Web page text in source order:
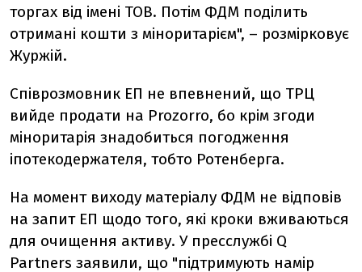
торгах від імені ТОВ. Потім ФДМ поділить
отримані кошти з міноритарієм", – розмірковує
Журжій.
Співрозмовник ЕП не впевнений, що ТРЦ
вийде продати на Prozorro, бо крім згоди
міноритарія знадобиться погодження
іпотекодержателя, тобто Ротенберга.
На момент виходу матеріалу ФДМ не відповів
на запит ЕП щодо того, які кроки вживаються
для очищення активу. У пресслужбі Q
Partners заявили, що "підтримують намір